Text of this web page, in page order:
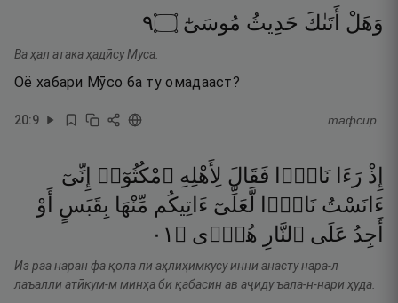
وَهَلْ أَتَىٰكَ حَدِيثُ مُوسَىٰٓ ۝٩
Ва ҳал атака ҳадӣсу Муса.
Оё хабари Мӯсо ба ту омадааст?
20:9 тафсир
إِذْ رَءَا نَارًۭا فَقَالَ لِأَهْلِهِ ٱمْكُثُوٓا۟ إِنِّىٓ
ءَانَسْتُ نَارًۭا لَّعَلِّىٓ ءَاتِيكُم مِّنْهَا بِقَبَسٍ
أَوْ
أَجِدُ عَلَى ٱلنَّارِ هُدًۭى ۝ ١٠
Из раа наран фа қола ли аҳлиҳимкусу инни анасту нара-л
лаъалли атӣкум-м минҳа би қабасин ав аҷиду ъала-н-нари ҳуда.